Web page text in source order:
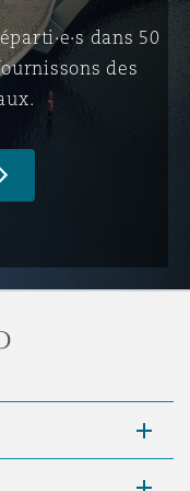
dans 50
des